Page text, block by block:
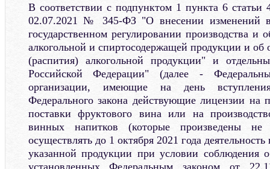
В соответствии с подпунктом 1 пункта 6 статьи
02.07.2021 № 345-ФЗ "О внесении изменений
государственном регулировании производства и
алкогольной и спиртосодержащей продукции и об
(распития) алкогольной продукции" и
Российской Федерации" (далее -
организации, имеющие на день
Федерального закона действующие лицензии на
поставки фруктового вина или на
винных напитков (которые произведены не
осуществлять до 1 октября 2021 года
указанной продукции при условии соблюдения
установленных Федеральным законом от